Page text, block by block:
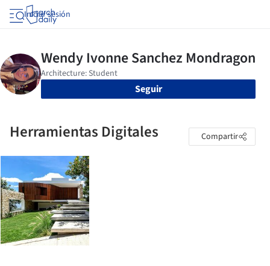
Iniciar sesión
Seguir
Herramientas Digitales Compartir